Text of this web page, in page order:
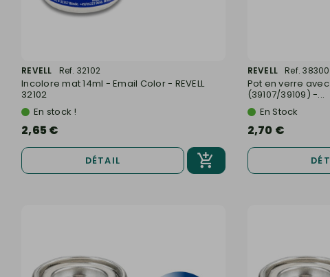
REVELL Ref. 32102
Incolore mat 14ml - Email Color - REVELL
32102
En stock !
2,65 €
DÉTAIL
REVELL Ref. 38300
Pot en verre
(39107/39109) -...
En Stock
2,70 €